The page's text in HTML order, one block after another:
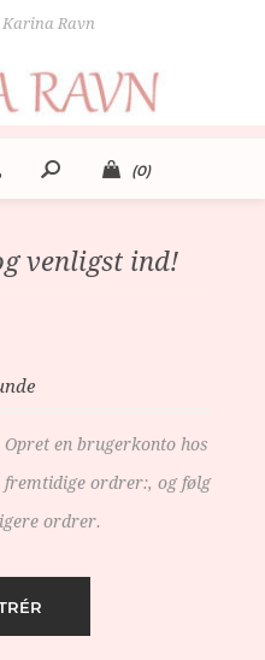
Ravn
(0)
venligst ind!
en brugerkonto hos
fremtidige ordrer:, og følg
ordrer.